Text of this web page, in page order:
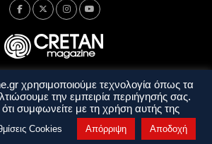
Πολιτική Απορρήτου
Όροι Χρήσης
Όροι και Προϋποθέσεις
χρησιμοποιούμε τεχνολογία όπως τα
την εμπειρία περιήγησής σας.
συμφωνείτε με τη χρήση αυτής της
Cookies Απόρριψη Αποδοχή